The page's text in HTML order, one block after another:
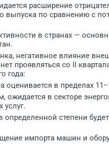
расширение
выпуска по сравнению с
в странах —
негативное влияние
проявляться со II
года:
оценивается в пределах
ожидается в секторе
услуг.
определенной степени
импорта машин и